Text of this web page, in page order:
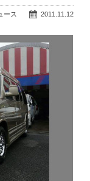
2011.11.12
ース